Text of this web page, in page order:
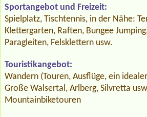
Sportangebot und Freizeit:
Spielplatz, Tischtennis, in der Nähe:
Klettergarten, Raften, Bungee
Paragleiten, Felsklettern usw.
Touristikangebot:
Wandern (Touren, Ausflüge, ein
Große Walsertal, Arlberg, Silvretta
Mountainbiketouren